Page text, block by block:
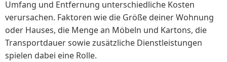
Umfang und Entfernung unterschiedliche Kosten
verursachen. Faktoren wie die Größe deiner Wohnung
oder Hauses, die Menge an Möbeln und Kartons, die
Transportdauer sowie zusätzliche Dienstleistungen
spielen dabei eine Rolle.